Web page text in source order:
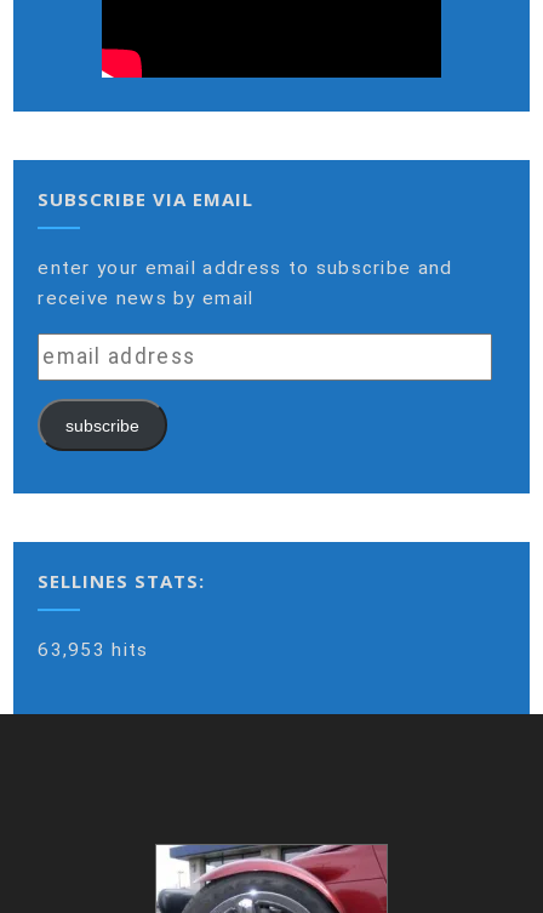
SUBSCRIBE VIA EMAIL
enter your email address to subscribe and
receive news by email
email
address
subscribe
SELLINES STATS:
63,953 hits